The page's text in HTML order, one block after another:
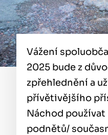
Vážení
2025 bude z
zpřehlednění a
přívětivějšího
Náchod používat
podnětů/